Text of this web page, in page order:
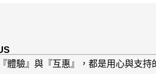
體驗』與『互惠』，都是用心與支持